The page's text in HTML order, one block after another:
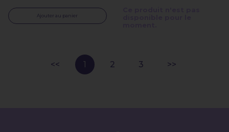
Ajouter au panier
1 2 3